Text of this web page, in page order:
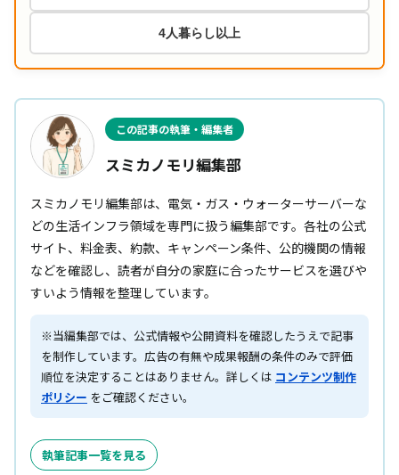
4人暮らし以上
この記事の執筆・編集者
スミカノモリ編集部
スミカノモリ編集部は、電気・ガス・ウォーターサーバーな
どの生活インフラ領域を専門に扱う編集部です。各社の公式
サイト、料金表、約款、キャンペーン条件、公的機関の情報
などを確認し、読者が自分の家庭に合ったサービスを選びや
すいよう情報を整理しています。
※当編集部では、公式情報や公開資料を確認したうえで記事
を制作しています。広告の有無や成果報酬の条件のみで評価
順位を決定することはありません。詳しくは コンテンツ制作
ポリシー をご確認ください。
執筆記事一覧を見る